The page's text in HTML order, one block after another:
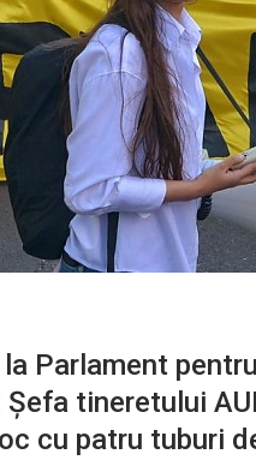
Parlament
tineretului
cu patru tuburi